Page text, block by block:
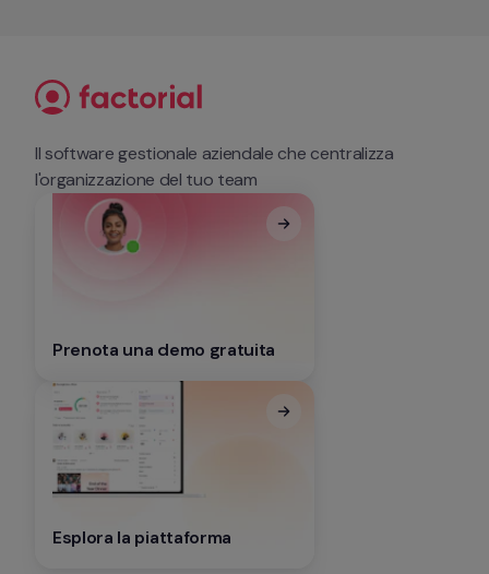
Il software gestionale aziendale che centralizza
l'organizzazione del tuo team
Prenota una demo gratuita
Esplora la piattaforma